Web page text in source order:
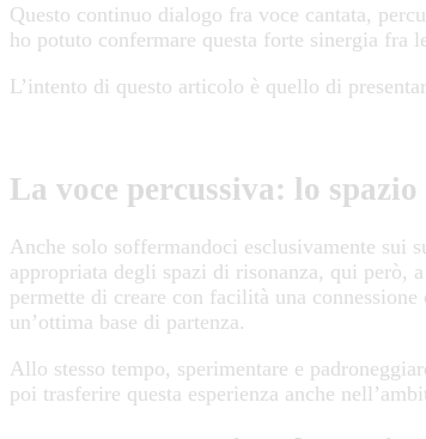
Questo continuo dialogo fra voce cantata,
ho potuto confermare questa forte sinergia fra
L’intento di questo articolo è quello di
La voce percussiva: lo
Anche solo soffermandoci esclusivamente sui
appropriata degli spazi di risonanza, qui però,
permette di creare con facilità una
un’ottima base di partenza.
Allo stesso tempo, sperimentare e
poi trasferire questa esperienza anche